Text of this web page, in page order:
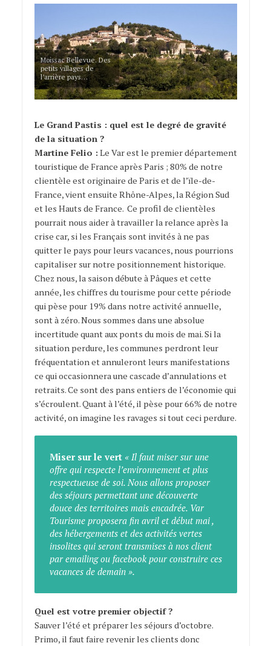
Moissac Bellevue. Des
petits villages de
l’arrière pays…
Le Grand Pastis : quel est le degré de gravité
de la situation ?
Martine Felio : Le Var est le premier département
touristique de France après Paris ; 80% de notre
clientèle est originaire de Paris et de l’ïle-de-
France, vient ensuite Rhône-Alpes, la Région Sud
et les Hauts de France. Ce profil de clientèles
pourrait nous aider à travailler la relance après la
crise car, si les Français sont invités à ne pas
quitter le pays pour leurs vacances, nous pourrions
capitaliser sur notre positionnement historique.
Chez nous, la saison débute à Pâques et cette
année, les chiffres du tourisme pour cette période
qui pèse pour 19% dans notre activité annuelle,
sont à zéro. Nous sommes dans une absolue
incertitude quant aux ponts du mois de mai. Si la
situation perdure, les communes perdront leur
fréquentation et annuleront leurs manifestations
ce qui occasionnera une cascade d’annulations et
retraits. Ce sont des pans entiers de l’économie qui
s’écroulent. Quant à l’été, il pèse pour 66% de notre
activité, on imagine les ravages si tout ceci perdure.
Miser sur le vert « Il faut miser sur une
offre qui respecte l’environnement et plus
respectueuse de soi. Nous allons proposer
des séjours permettant une découverte
douce des territoires mais encadrée. Var
Tourisme proposera fin avril et début mai ,
des hébergements et des activités vertes
insolites qui seront transmises à nos client
par emailing ou facebook pour construire ces
vacances de demain ».
Quel est votre premier objectif ?
Sauver l’été et préparer les séjours d’octobre.
Primo, il faut faire revenir les clients donc